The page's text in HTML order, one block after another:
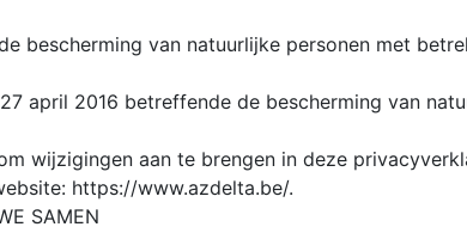
bescherming van natuurlijke personen met
april 2016 betreffende de bescherming van
wijzigingen aan te brengen in deze
https://www.azdelta.be/.
SAMEN